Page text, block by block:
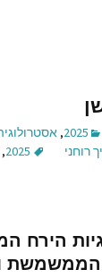
2025
,
רוחני 2025
,
הירח
הממשמשת